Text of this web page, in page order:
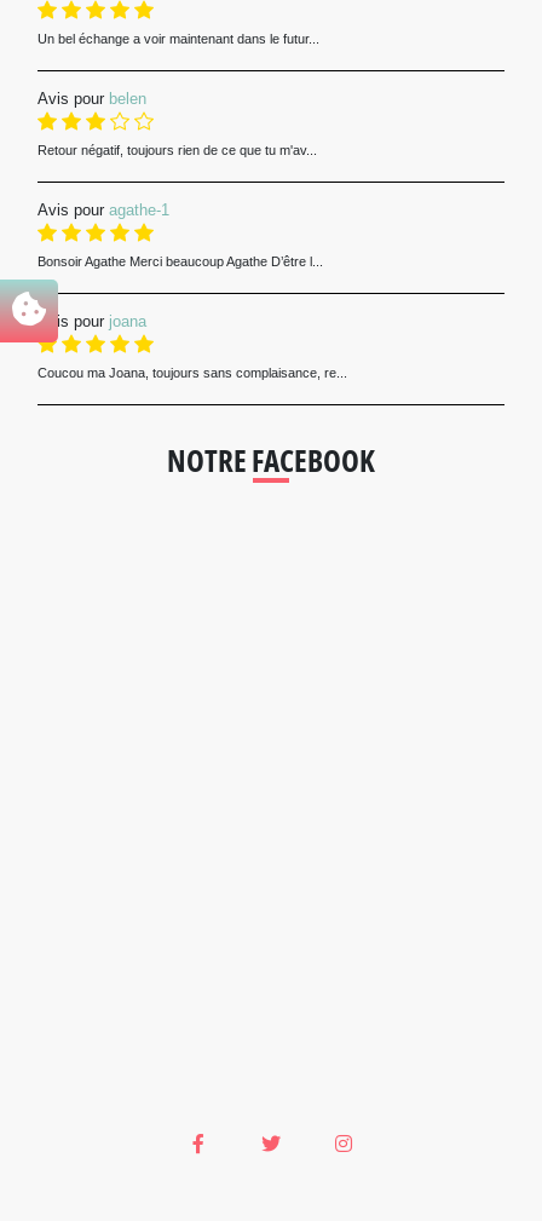
Un bel échange a voir maintenant dans le futur...
Avis pour belen
Retour négatif, toujours rien de ce que tu m'av...
Avis pour agathe-1
Bonsoir Agathe Merci beaucoup Agathe D’être l...
Avis pour joana
Coucou ma Joana, toujours sans complaisance, re...
NOTRE FACEBOOK